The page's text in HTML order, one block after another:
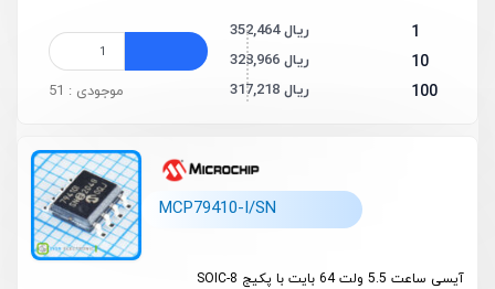
1 352,464 ریال
10 328,966 ریال
100 317,218 ریال موجودی : 51
MCP79410-I/SN
آیسی ساعت 5.5 ولت 64 بایت با پکیج SOIC-8